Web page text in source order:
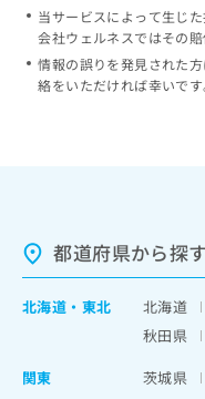
当サービスによって生じ
会社ウェルネスではその
情報の誤りを発見された
絡をいただければ幸いです
都道府県から探す
北海道 ・ 東北 北海道
秋田県
関東
茨城県